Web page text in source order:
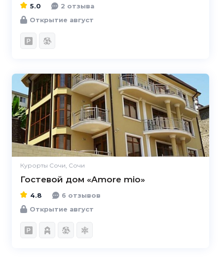
5.0
2 отзыва
Открытие август
Курорты Сочи, Сочи
Гостевой дом «Amore mio»
4.8
4.8
6 отзывов
Открытие август